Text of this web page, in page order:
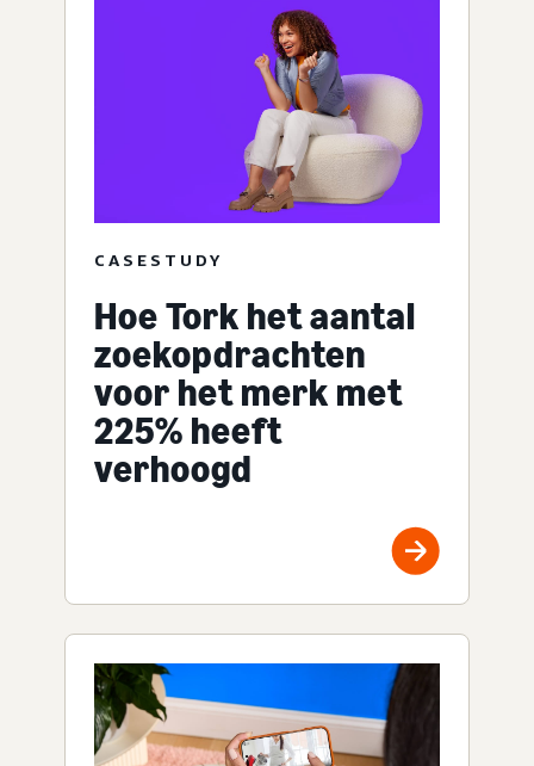
CASESTUDY
Hoe Tork het aantal
zoekopdrachten
voor het merk met
225% heeft
verhoogd